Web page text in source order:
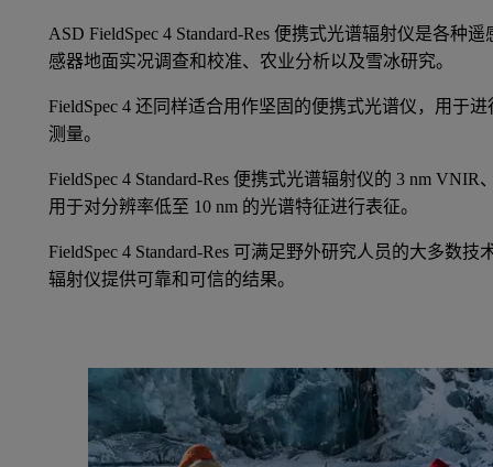
ASD FieldSpec 4 Standard-Res 便携式光谱辐射仪是各种
感器地面实况调查和校准、农业分析以及雪冰研究。
FieldSpec 4 还同样适合用作坚固的便携式光谱仪，用于
测量。
FieldSpec 4 Standard-Res 便携式光谱辐射仪的 3 nm
用于对分辨率低至 10 nm 的光谱特征进行表征。
FieldSpec 4 Standard-Res 可满足野外研究人员的大多数
辐射仪提供可靠和可信的结果。